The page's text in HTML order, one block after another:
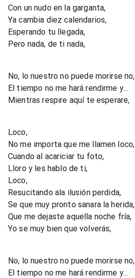
Con un nudo en la garganta,
Ya cambia diez calendarios,
Esperando tu llegada,
Pero nada, de ti nada,
No, lo nuestro no puede morirse no,
El tiempo no me hará rendirme y...
Mientras respire aquí te esperare,
Loco,
No me importa que me llamen loco,
Cuando al acariciar tu foto,
Lloro y les hablo de ti,
Loco,
Resucitando ala ilusión perdida,
Se que muy pronto sanara la herida,
Que me dejaste aquella noche fría,
Yo se muy bien que volverás,
No, lo nuestro no puede morirse no,
El tiempo no me hará rendirme y...